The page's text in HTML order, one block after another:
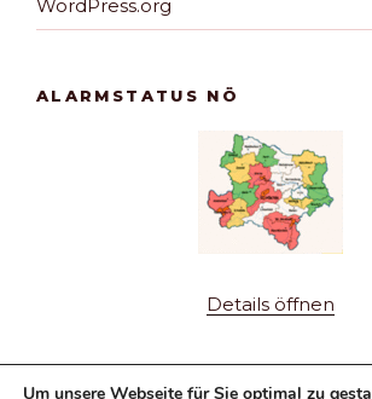
WordPress.org
ALARMSTATUS NÖ
Details öffnen
Um unsere Webseite für Sie optimal zu